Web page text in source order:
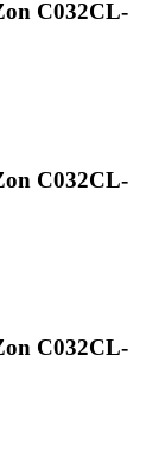
C032CL-
C032CL-
C032CL-